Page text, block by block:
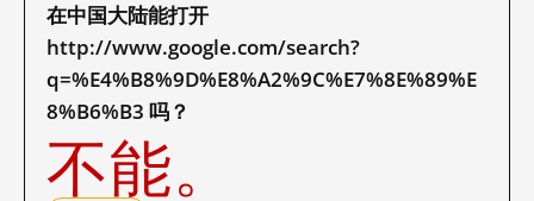
在中国大陆能打开
http://www.google.com/search?
q=%E4%B8%9D%E8%A2%9C%E7%8E%89%E
8%B6%B3 吗？
不能。